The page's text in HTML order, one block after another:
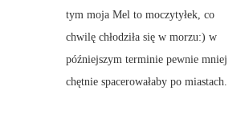
tym moja Mel to moczytyłek, co
chwilę chłodziła się w morzu:) w
późniejszym terminie pewnie mniej
chętnie spacerowałaby po miastach.